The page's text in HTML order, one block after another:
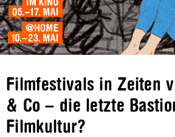
Filmfestivals in Zeiten
& Co – die letzte
Filmkultur?